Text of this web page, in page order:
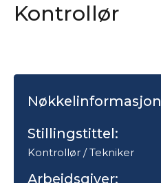
Kontrollør
Nøkkelinformasjon
Stillingstittel:
Kontrollør / Tekniker
Arbeidsgiver: